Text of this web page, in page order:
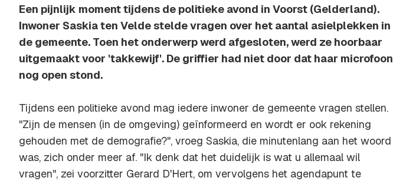
Een pijnlijk moment tijdens de politieke avond in Voorst (Gelderland).
Inwoner Saskia ten Velde stelde vragen over het aantal asielplekken in
de gemeente. Toen het onderwerp werd afgesloten, werd ze hoorbaar
uitgemaakt voor 'takkewijf'. De griffier had niet door dat haar microfoon
nog open stond.
Tijdens een politieke avond mag iedere inwoner de gemeente vragen stellen.
"Zijn de mensen (in de omgeving) geïnformeerd en wordt er ook rekening
gehouden met de demografie?", vroeg Saskia, die minutenlang aan het woord
was, zich onder meer af. "Ik denk dat het duidelijk is wat u allemaal wil
vragen", zei voorzitter Gerard D'Hert, om vervolgens het agendapunt te